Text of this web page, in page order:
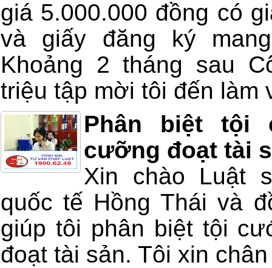
giá 5.000.000 đồng có
và giấy đăng ký
Khoảng 2 tháng sau
triệu tập mời tôi đến làm
Phân biệt tội
cưỡng đoạt tài
Xin chào Luật
quốc tế Hồng Thái và
giúp tôi phân biệt tội
đoạt tài sản. Tôi xin